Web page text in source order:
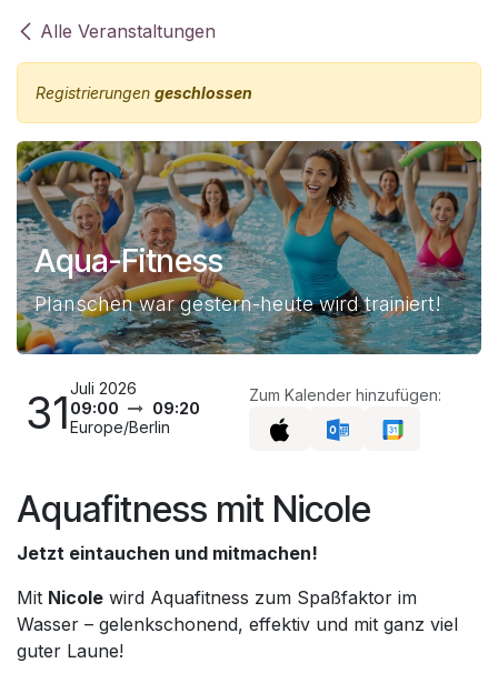
Alle Veranstaltungen
Registrierungen geschlossen
Aqua-Fitness
Planschen war gestern-heute wird trainiert!
31Juli 2026
09:00
09:20
Europe/Berlin
Zum Kalender hinzufügen:
Aquafitness mit Nicole
Jetzt eintauchen und mitmachen!
Mit Nicole wird Aquafitness zum Spaßfaktor im
Wasser – gelenkschonend, effektiv und mit ganz viel
guter Laune!